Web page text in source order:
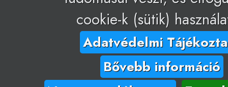
cookie-k (sütik)
Adatvédelmi
Bővebb információ